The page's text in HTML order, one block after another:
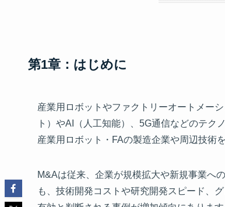
第1章：はじめに
産業用ロボットやファクトリーオートメー
ト）やAI（人工知能）、5G通信などのテク
産業用ロボット・FAの製造企業や周辺技術
M&Aは従来、企業が規模拡大や新規事業へ
も、技術開発コストや研究開発スピード、